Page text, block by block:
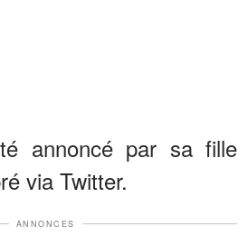
annoncé par sa fille
via Twitter.
ANNONCES